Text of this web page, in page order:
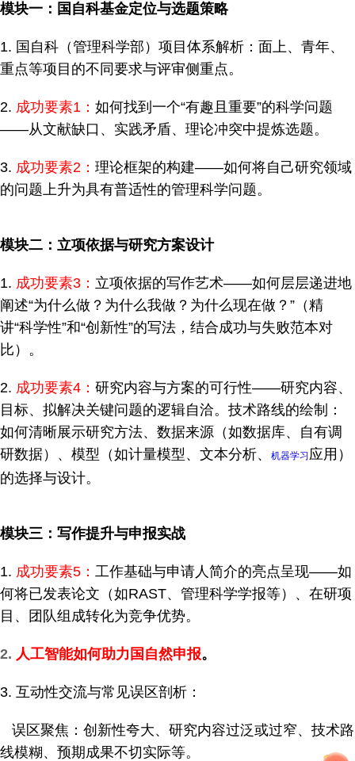
模块一：国自科基金定位与选题策略
1. 国自科（管理科学部）项目体系解析：面上、青年、
重点等项目的不同要求与评审侧重点。
2. 成功要素1： 如何找到一个“有趣且重要”的科学问题
——从文献缺口、实践矛盾、理论冲突中提炼选题。
3. 成功要素2： 理论框架的构建——如何将自己研究领域
的问题上升为具有普适性的管理科学问题。
模块二：立项依据与研究方案设计
1. 成功要素3： 立项依据的写作艺术——如何层层递进地
阐述“为什么做？为什么我做？为什么现在做？”（精
讲“科学性”和“创新性”的写法，结合成功与失败范本对
比）。
2. 成功要素4： 研究内容与方案的可行性——研究内容、
目标、拟解决关键问题的逻辑自洽。技术路线的绘制：
如何清晰展示研究方法、数据来源（如数据库、自有调
研数据）、模型（如计量模型、文本分析、
机器学习 应用）
的选择与设计。
模块三：写作提升与申报实战
1. 成功要素5： 工作基础与申请人简介的亮点呈现——如
何将已发表论文（如RAST、管理科学学报等）、在研项
目、团队组成转化为竞争优势。
2. 人工智能如何助力国自然申报。
3. 互动性交流与常见误区剖析：
误区聚焦：创新性夸大、研究内容过泛或过窄、技术路
线模糊、预期成果不切实际等。